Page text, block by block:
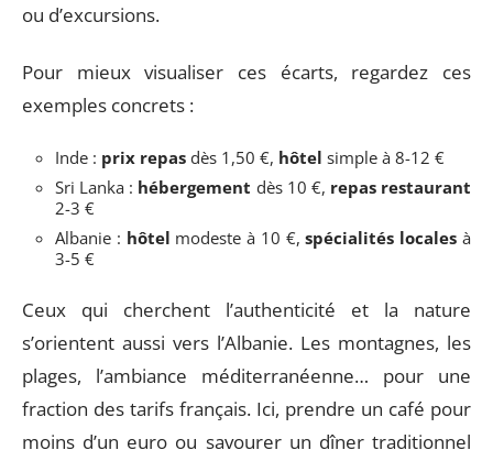
ou d’excursions.
Pour mieux visualiser ces écarts, regardez ces
exemples concrets :
Inde : prix repas dès 1,50 €, hôtel simple à 8-12 €
Sri Lanka : hébergement dès 10 €, repas restaurant
2-3 €
Albanie : hôtel modeste à 10 €,spécialités locales à
3-5 €
Ceux qui cherchent l’authenticité et la nature
s’orientent aussi vers l’Albanie. Les montagnes, les
plages, l’ambiance méditerranéenne… pour une
fraction des tarifs français. Ici, prendre un café pour
moins d’un euro ou savourer un dîner traditionnel